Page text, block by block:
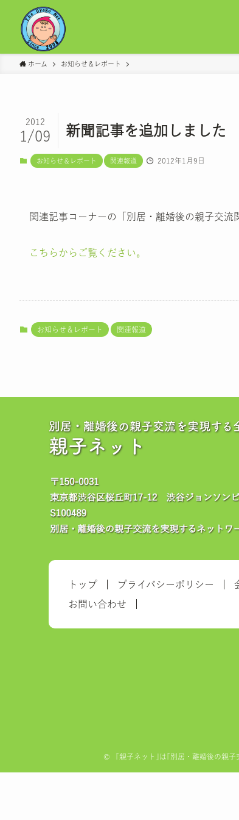
ホーム お知らせ＆レポート
新聞記事を追加しました
2012
1/09
お知らせ＆レポート 関連報道 2012年1月9日
関連記事コーナーの「別居・離婚後の親子交流
こちらからご覧ください。
お知らせ＆レポート 関連報道
別居・離婚後の親子交流を実現する
親子ネット
トップ プライバシーポリシー
お問い合わせ
© 「親子ネット｣は｢別居・離婚後の親